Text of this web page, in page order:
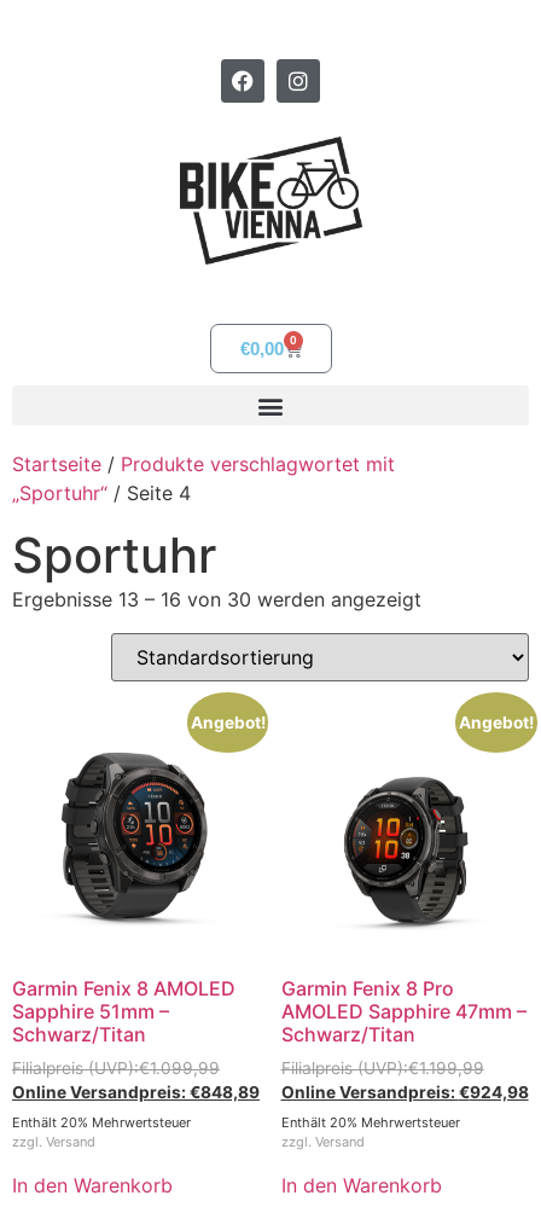
€0,00 0
Startseite / Produkte verschlagwortet mit
„Sportuhr“ / Seite 4
Sportuhr
Ergebnisse 13 – 16 von 30 werden angezeigt
Angebot!
Garmin Fenix 8 AMOLED
Sapphire 51mm –
Schwarz/Titan
€1.099,99
€848,89
Enthält 20% Mehrwertsteuer
zzgl. Versand
In den Warenkorb
Angebot!
Garmin Fenix 8 Pro
AMOLED Sapphire 47mm –
Schwarz/Titan
€1.199,99
€924,98
Enthält 20% Mehrwertsteuer
zzgl. Versand
In den Warenkorb